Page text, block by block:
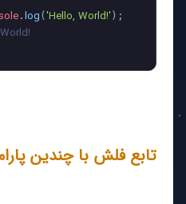
. log ( 'Hello, World!'
تابع فلش با چندین